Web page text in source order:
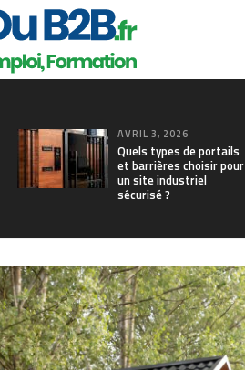
AVRIL 3, 2026
Quels types de portails
et barrières choisir pour
un site industriel
sécurisé ?